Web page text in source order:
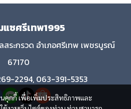
นคุกกี้ เพื่อเพิ่มประสิทธิภาพและ
ซศรีเทพ1995
ระกรวด อำเภอศรีเทพ เพชรบูรณ์
67170
2294, 063-391-5353